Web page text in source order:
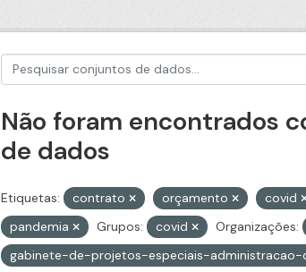
Não foram encontrados
de dados
Etiquetas: contrato orçamento covid
pandemia
Grupos: covid Organizações:
gabinete-de-projetos-especiais-administracao-